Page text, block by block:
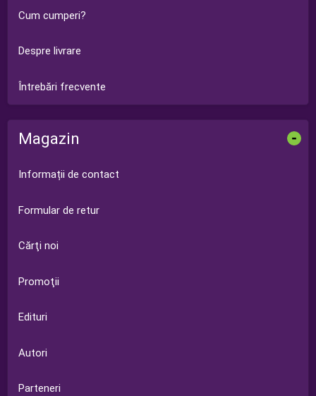
Cum cumperi?
Despre livrare
Întrebări frecvente
Magazin -
Informații de contact
Formular de retur
Cărţi noi
Promoţii
Edituri
Autori
Parteneri